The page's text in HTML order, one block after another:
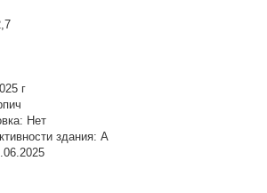
г
Нет
здания: A